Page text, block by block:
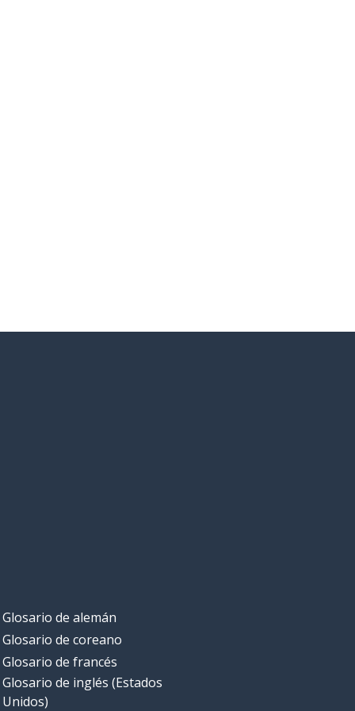
Glosario de alemán
Glosario de coreano
Glosario de francés
Glosario de inglés (Estados
Unidos)